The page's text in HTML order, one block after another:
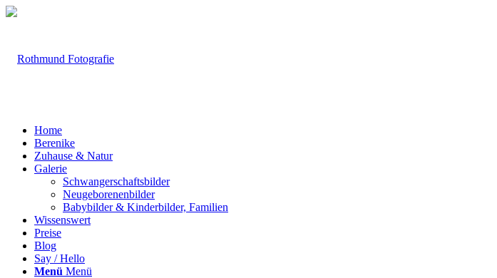
Home
Berenike
Zuhause & Natur
Galerie
Schwangerschaftsbilder
Neugeborenenbilder
Babybilder & Kinderbilder, Familien
Wissenswert
Preise
Blog
Say / Hello
Menü Menü